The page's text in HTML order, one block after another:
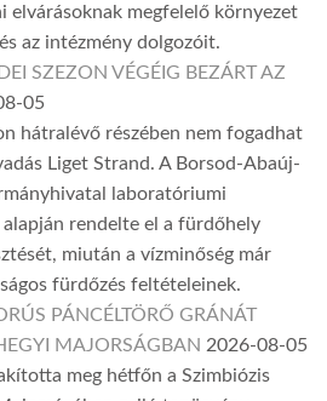
elvárásoknak megfelelő környezet
az intézmény dolgozóit.
SZEZON VÉGÉIG BEZÁRT AZ
05
hátralévő részében nem fogadhat
Liget Strand. A Borsod-Abaúj-
laboratóriumi
rendelte el a fürdőhely
miután a vízminőség már
fürdőzés feltételeinek.
PÁNCÉLTÖRŐ GRÁNÁT
MAJORSÁGBAN 2026-08-05
meg hétfőn a Szimbiózis